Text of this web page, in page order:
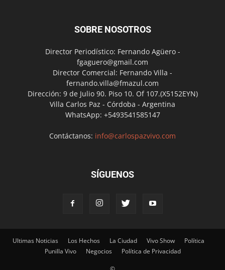
SOBRE NOSOTROS
Director Periodístico: Fernando Agüero -
fgaguero@gmail.com
Director Comercial: Fernando Villa -
fernando.villa@fmazul.com
Dirección: 9 de Julio 90. Piso 10. Of 107.(X5152EYN)
Villa Carlos Paz - Córdoba - Argentina
WhatsApp: +5493541585147
Contáctanos: info@carlospazvivo.com
SÍGUENOS
Ultimas Noticias Los Hechos La Ciudad Vivo Show
Política
Punilla Vivo
Negocios Política de Privacidad